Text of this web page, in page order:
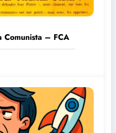
Comunista – FCA